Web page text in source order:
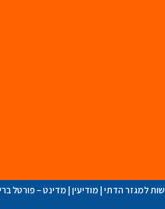
למגזר הדתי | מודיעין | מדינט – פורטל